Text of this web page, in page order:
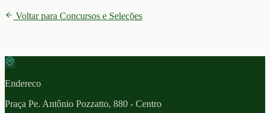
Voltar para Concursos e Seleções
Endereco
Praça Pe. Antônio Pozzatto, 880 - Centro